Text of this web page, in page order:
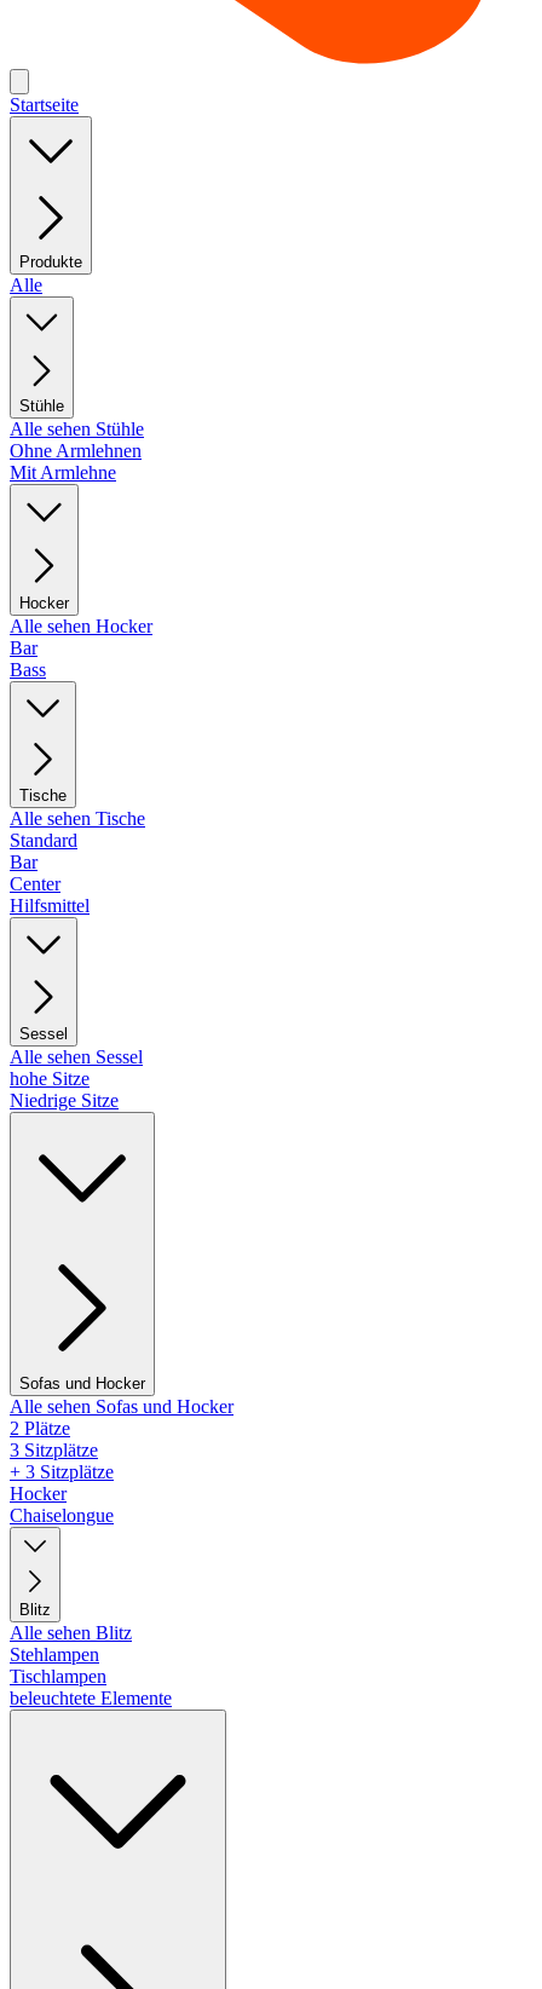
Startseite
Produkte
Alle
Stühle
Alle sehen Stühle
Ohne Armlehnen
Mit Armlehne
Hocker
Alle sehen Hocker
Bar
Bass
Tische
Alle sehen Tische
Standard
Bar
Center
Hilfsmittel
Sessel
Alle sehen Sessel
hohe Sitze
Niedrige Sitze
Sofas und Hocker
Alle sehen Sofas und Hocker
2 Plätze
3 Sitzplätze
+ 3 Sitzplätze
Hocker
Chaiselongue
Blitz
Alle sehen Blitz
Stehlampen
Tischlampen
beleuchtete Elemente